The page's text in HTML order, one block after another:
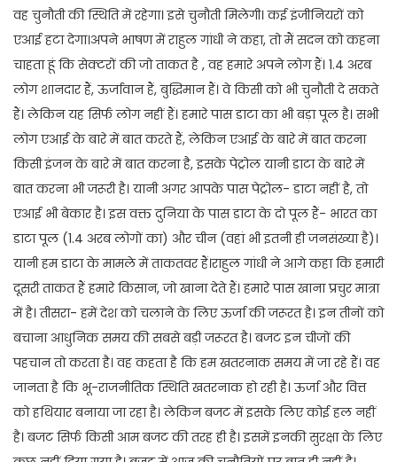
वह चुनौती की स्थिति में रहेगा। इसे चुनौती मिलेगी। कई इंजीनियरों को
एआई हटा देगा।अपने भाषण में राहुल गांधी ने कहा, तो मैं सदन को कहना
चाहता हूं कि सेक्टरों की जो ताकत है , वह हमारे अपने लोग हैं। 1.4 अरब
लोग शानदार हैं, ऊर्जावान हैं, बुद्धिमान हैं। वे किसी को भी चुनौती दे सकते
हैं। लेकिन यह सिर्फ लोग नहीं हैं। हमारे पास डाटा का भी बड़ा पूल है। सभी
लोग एआई के बारे में बात करते हैं, लेकिन एआई के बारे में बात करना
किसी इंजन के बारे में बात करना है, इसके पेट्रोल यानी डाटा के बारे में
बात करना भी जरूरी है। यानी अगर आपके पास पेट्रोल- डाटा नहीं है, तो
एआई भी बेकार है। इस वक्त दुनिया के पास डाटा के दो पूल हैं- भारत का
डाटा पूल (1.4 अरब लोगों का) और चीन (वहां भी इतनी ही जनसंख्या है)।
यानी हम डाटा के मामले में ताकतवर हैं।राहुल गांधी ने आगे कहा कि हमारी
दूसरी ताकत हैं हमारे किसान, जो खाना देते हैं। हमारे पास खाना प्रचुर मात्रा
में है। तीसरा- हमें देश को चलाने के लिए ऊर्जा की जरूरत है। इन तीनों को
बचाना आधुनिक समय की सबसे बड़ी जरूरत है। बजट इन चीजों की
पहचान तो करता है। वह कहता है कि हम खतरनाक समय में जा रहे हैं। वह
जानता है कि भू-राजनीतिक स्थिति खतरनाक हो रही है। ऊर्जा और वित्त
को हथियार बनाया जा रहा है। लेकिन बजट में इसके लिए कोई हल नहीं
है। बजट सिर्फ किसी आम बजट की तरह ही है। इसमें इनकी सुरक्षा के लिए